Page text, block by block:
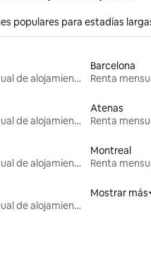
populares para estadías
Renta mensual de alojamientos
Barcelona
Renta mensual de alojamientos
Atenas
Renta mensual de alojamientos
Montreal
Renta mensual de alojamientos
Mostrar más